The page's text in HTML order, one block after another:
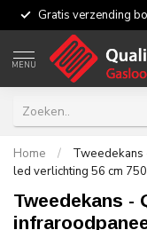
Gratis verzending
MENU
Home /
Tweedekans
led verlichting 56 cm
Tweedekans -